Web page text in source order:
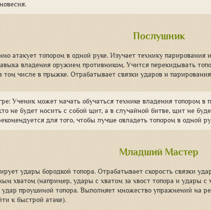
Послушник
атакует топором в одной руке. Изучает технику парирования
владения оружием противником. Учится перекидывать
том числе в прыжке. Отрабатывает связки ударов и
Ученик может начать обучаться технике владения топором
не будет носить с собой щит, а в случайной битве, щит не
для того, чтобы лучше овладеть топором в одной
Младший Мастер
удары бородкой топора. Отрабатывает скорость связки
хватом (например, удары с хватом за хвост топора и удары
удар проушиной топора. Выполняет множество упражнений на
к быстрой атаке).